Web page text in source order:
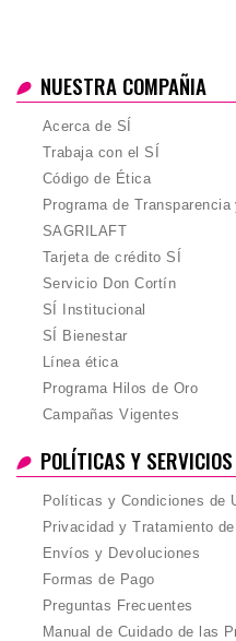
NUESTRA COMPAÑIA
Acerca de SÍ
Trabaja con el SÍ
Código de Ética
Programa de
SAGRILAFT
Tarjeta de crédito SÍ
Servicio Don Cortín
SÍ Institucional
SÍ Bienestar
Línea ética
Programa Hilos de Oro
Campañas Vigentes
POLÍTICAS Y SERVICIOS
Políticas y Condiciones de
Privacidad y Tratamiento
Envíos y Devoluciones
Formas de Pago
Preguntas Frecuentes
Manual de Cuidado de las